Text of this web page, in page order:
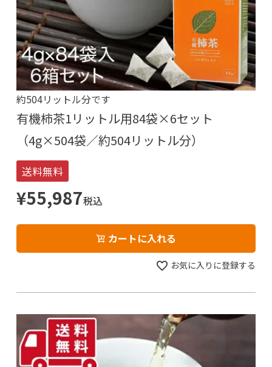
約504リットル分です
有機柿茶1リットル用84袋×6セット
（4g×504袋／約504リットル分）
送料無料
¥55,987税込
カートに入れる
お気に入りに登録する